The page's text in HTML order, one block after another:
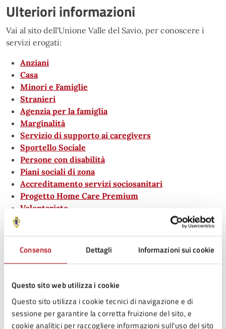
Consenso Dettagli Informazioni sui cookie
Questo sito web utilizza i cookie
Questo sito utilizza i cookie tecnici di navigazione e di
sessione per garantire la corretta fruizione del sito, e
cookie analitici per raccogliere informazioni sull'uso del sito
Ulteriori informazioni
Vai al sito dell'Unione Valle del Savio, per conoscere i
servizi erogati:
Anziani
Casa
Minori e Famiglie
Stranieri
Agenzia per la famiglia
Marginalità
Servizio di supporto ai caregivers
Sportello Sociale
Persone con disabilità
Piani sociali di zona
Accreditamento servizi sociosanitari
Progetto Home Care Premium
Volontariato
Giorgi Cinzia tel. 3776845602
sportellovallesavio@unionevallesavio.it
Di Iacovo Mariateresa
De Luca Angelica (minori con disabilità)
Assistente Sociale - Area Adulti
Moretti Marco